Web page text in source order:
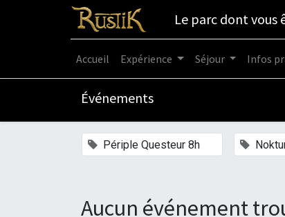
Le parc dont vous
Accueil Expérience Séjour Infos
Événements
Périple Questeur 8h
Aucun événement